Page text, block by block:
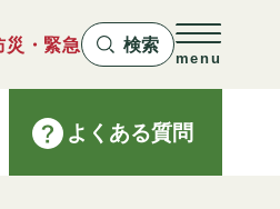
災・緊急 検索
menu
よくある質問